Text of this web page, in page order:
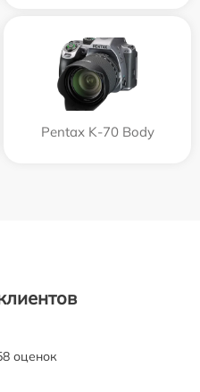
Pentax K-70 Body
оценок